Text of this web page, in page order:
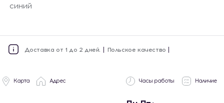
синий
Доставка от 1 до 2 дней. Польское качество
Карта Адрес Часы работы Наличие